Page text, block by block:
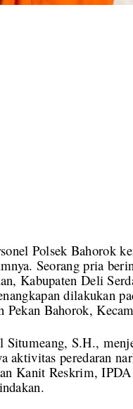
Polsek Bahorok
Seorang pria
Kabupaten Deli
dilakukan
Bahorok,
S.H.,
aktivitas peredaran
Kanit Reskrim,